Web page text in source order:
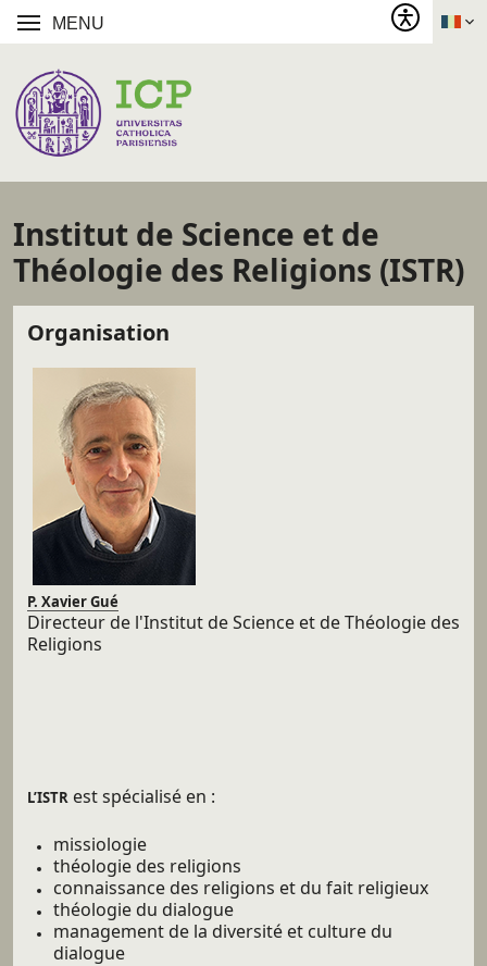
MENU
Institut de Science et de
Théologie des Religions (ISTR)
Organisation
P. Xavier Gué
Directeur de l'Institut de Science et de Théologie des
Religions
L’ISTRest spécialisé en :
missiologie
théologie des religions
connaissance des religions et du fait religieux
théologie du dialogue
management de la diversité et culture du
dialogue